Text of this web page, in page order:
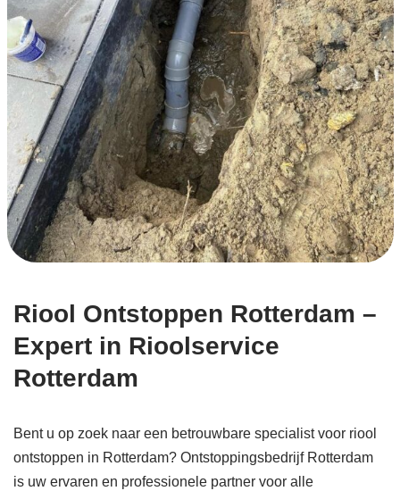
Riool Ontstoppen Rotterdam –
Expert in Rioolservice
Rotterdam
Bent u op zoek naar een betrouwbare specialist voor riool
ontstoppen in Rotterdam? Ontstoppingsbedrijf Rotterdam
is uw ervaren en professionele partner voor alle